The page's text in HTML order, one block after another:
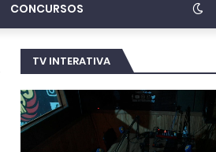
CONCURSOS
TV INTERATIVA